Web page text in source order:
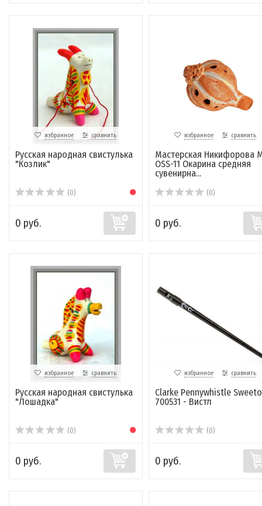
избранное сравнить
Русская народная свистулька
"Козлик"
(0)
0 руб.
избранное сравнить
Мастерская Никифорова
OSS-11 Окарина средняя
сувенирна...
(0)
0 руб.
избранное сравнить
Русская народная свистулька
"Лошадка"
(0)
0 руб.
избранное сравнить
Сlarke Pennywhistle
700531 - Вистл
(0)
0 руб.